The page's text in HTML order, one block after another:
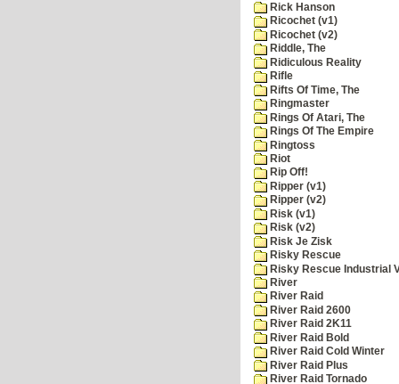
Rick Hanson
Ricochet (v1)
Ricochet (v2)
Riddle, The
Ridiculous Reality
Rifle
Rifts Of Time, The
Ringmaster
Rings Of Atari, The
Rings Of The Empire
Ringtoss
Riot
Rip Off!
Ripper (v1)
Ripper (v2)
Risk (v1)
Risk (v2)
Risk Je Zisk
Risky Rescue
Risky Rescue Industrial
River
River Raid
River Raid 2600
River Raid 2K11
River Raid Bold
River Raid Cold Winter
River Raid Plus
River Raid Tornado